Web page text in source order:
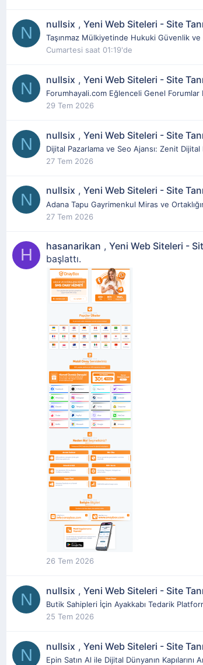
N nullsix , Yeni Web Siteleri - Site
Taşınmaz Mülkiyetinde Hukuki Güvenlik
Cumartesi saat 01:19'de
N nullsix , Yeni Web Siteleri - Site
Forumhayali.com Eğlenceli Genel
29 Tem 2026
N nullsix , Yeni Web Siteleri - Site
Dijital Pazarlama ve Seo Ajansı: Zenit
27 Tem 2026
N nullsix , Yeni Web Siteleri - Site
Adana Tapu Gayrimenkul Miras ve
27 Tem 2026
H hasanarikan , Yeni Web Siteleri -
başlattı.
26 Tem 2026
N nullsix , Yeni Web Siteleri - Site
Butik Sahipleri İçin Ayakkabı Tedarik
25 Tem 2026
N nullsix , Yeni Web Siteleri - Site
Epin Satın Al ile Dijital Dünyanın